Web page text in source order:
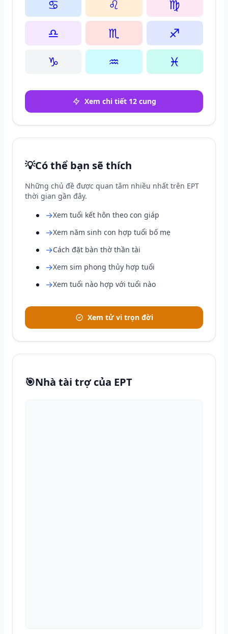
♋
♌
♍
♎
♏
♐
♑
♒ ♓
Xem chi tiết 12 cung
💡Có thể bạn sẽ thích
Những chủ đề được quan tâm nhiều nhất trên EPT
thời gian gần đây.
→Xem tuổi kết hôn theo con giáp
→Xem năm sinh con hợp tuổi bố mẹ
→Cách đặt bàn thờ thần tài
→Xem sim phong thủy hợp tuổi
→Xem tuổi nào hợp với tuổi nào
Xem tử vi trọn đời
🎯Nhà tài trợ của EPT